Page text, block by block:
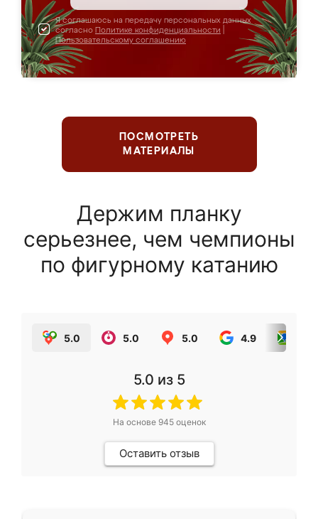
Я соглашаюсь на передачу персональных данных
согласно Политике конфиденциальности
Пользовательскому соглашению
ПОСМОТРЕТЬ
МАТЕРИАЛЫ
Держим планку
серьезнее, чем чемпионы
по фигурному катанию
5.0 5.0 5.0 4.9
5.0 из 5
На основе 945оценок
Оставить отзыв